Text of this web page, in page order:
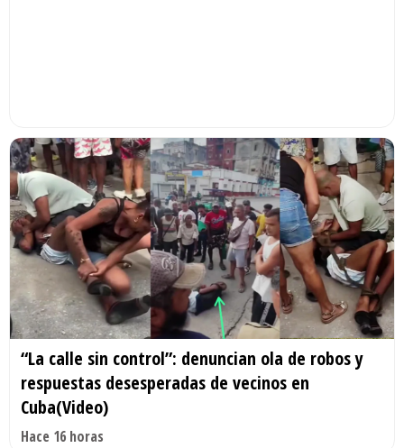
“La calle sin control”: denuncian ola de robos y
respuestas desesperadas de vecinos en
Cuba(Video)
Hace 16 horas